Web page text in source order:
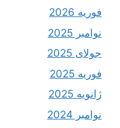
فوریه 2026
نوامبر 2025
جولای 2025
فوریه 2025
ژانویه 2025
نوامبر 2024